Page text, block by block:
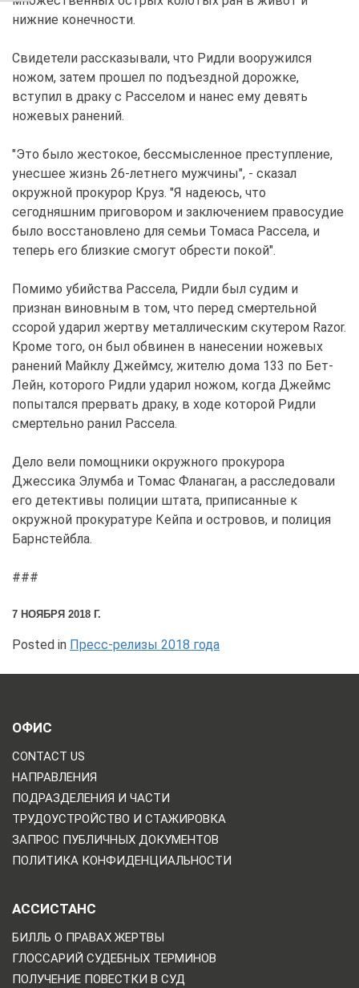
нижние конечности.
Свидетели рассказывали, что Ридли вооружился
ножом, затем прошел по подъездной дорожке,
вступил в драку с Расселом и нанес ему девять
ножевых ранений.
"Это было жестокое, бессмысленное преступление,
унесшее жизнь 26-летнего мужчины", - сказал
окружной прокурор Круз. "Я надеюсь, что
сегодняшним приговором и заключением правосудие
было восстановлено для семьи Томаса Рассела, и
теперь его близкие смогут обрести покой".
Помимо убийства Рассела, Ридли был судим и
признан виновным в том, что перед смертельной
ссорой ударил жертву металлическим скутером Razor.
Кроме того, он был обвинен в нанесении ножевых
ранений Майклу Джеймсу, жителю дома 133 по Бет-
Лейн, которого Ридли ударил ножом, когда Джеймс
попытался прервать драку, в ходе которой Ридли
смертельно ранил Рассела.
Дело вели помощники окружного прокурора
Джессика Элумба и Томас Фланаган, а расследовали
его детективы полиции штата, приписанные к
окружной прокуратуре Кейпа и островов, и полиция
Барнстейбла.
###
7 НОЯБРЯ 2018 Г.
Posted in Пресс-релизы 2018 года
ОФИС
CONTACT US
НАПРАВЛЕНИЯ
ПОДРАЗДЕЛЕНИЯ И ЧАСТИ
ТРУДОУСТРОЙСТВО И СТАЖИРОВКА
ЗАПРОС ПУБЛИЧНЫХ ДОКУМЕНТОВ
ПОЛИТИКА КОНФИДЕНЦИАЛЬНОСТИ
АССИСТАНС
БИЛЛЬ О ПРАВАХ ЖЕРТВЫ
ГЛОССАРИЙ СУДЕБНЫХ ТЕРМИНОВ
ПОЛУЧЕНИЕ ПОВЕСТКИ В СУД